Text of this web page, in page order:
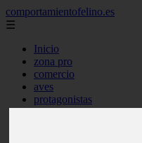
comportamientofelino.es
☰
Inicio
zona pro
comercio
aves
protagonistas
actualidad